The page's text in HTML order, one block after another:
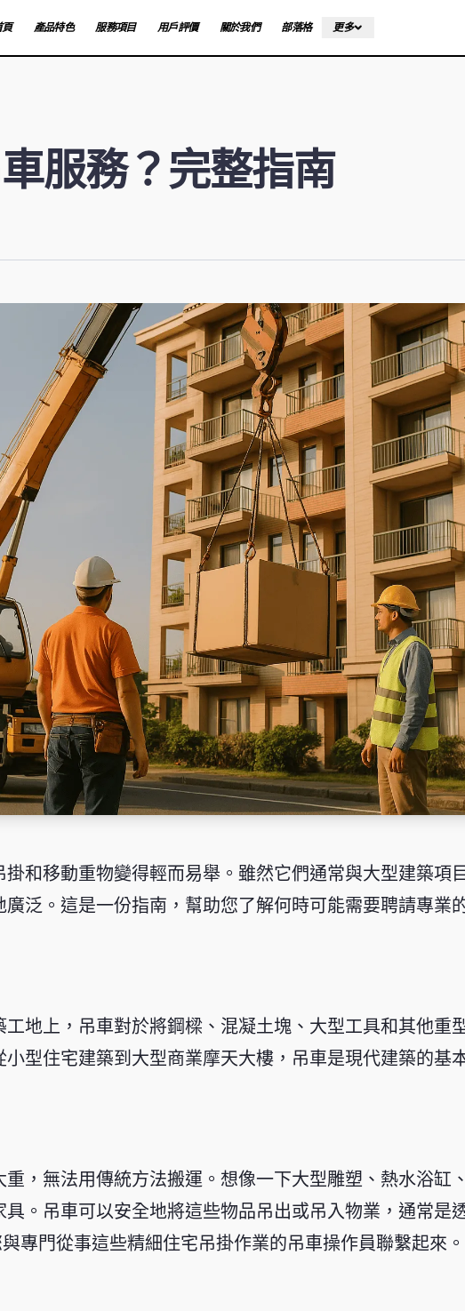
頁 產品特色 服務項目 用戶評價 關於我們 部落格 更多
服務？完整指南
掛和移動重物變得輕而易舉。雖然它們通常與大型建築項
泛。這是一份指南，幫助您了解何時可能需要聘請專業
地上，吊車對於將鋼樑、混凝土塊、大型工具和其他重
型住宅建築到大型商業摩天大樓，吊車是現代建築的基
，無法用傳統方法搬運。想像一下大型雕塑、熱水浴缸
。吊車可以安全地將這些物品吊出或吊入物業，通常是
專門從事這些精細住宅吊掛作業的吊車操作員聯繫起來。